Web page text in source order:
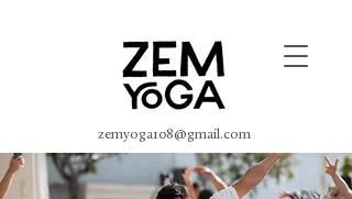
zemyoga108@gmail.com